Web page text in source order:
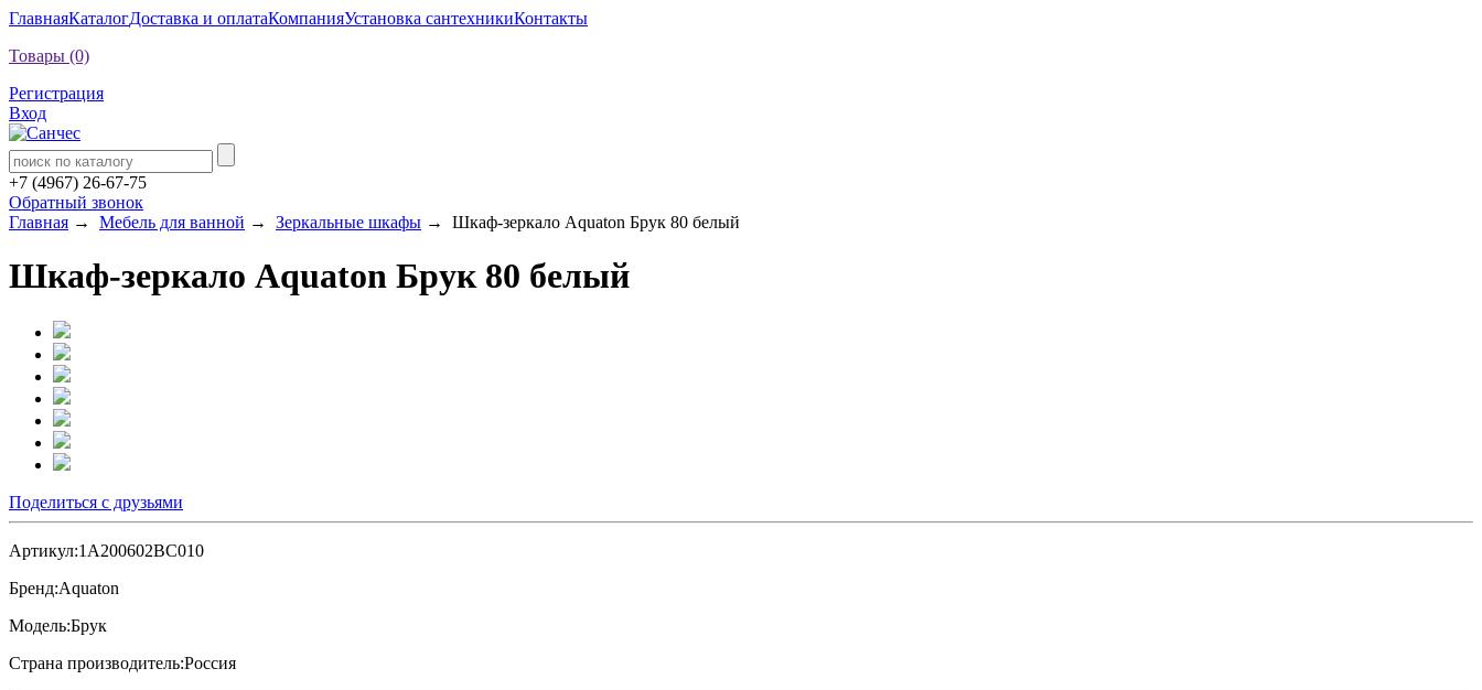
ГлавнаяКаталогДоставка и оплатаКомпанияУстановка сантехникиКонтакты
Товары (0)
Регистрация
Вход
+7 (4967) 26-67-75
Обратный звонок
Главная → Мебель для ванной → Зеркальные шкафы → Шкаф-зеркало Aquaton Брук 80 белый
Шкаф-зеркало Aquaton Брук 80 белый
Поделиться с друзьями
Артикул:1A200602BC010
Бренд:Aquaton
Модель:Брук
Страна производитель:Россия